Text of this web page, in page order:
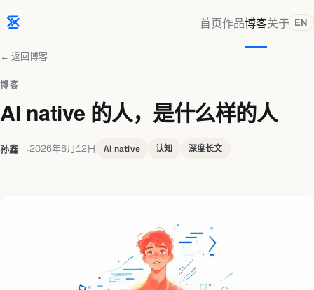
首页作品博客关于 EN
← 返回博客
博客
AI native 的人，是什么样的人
孙鑫 2026年6月12日 AI native 认知 深度长文